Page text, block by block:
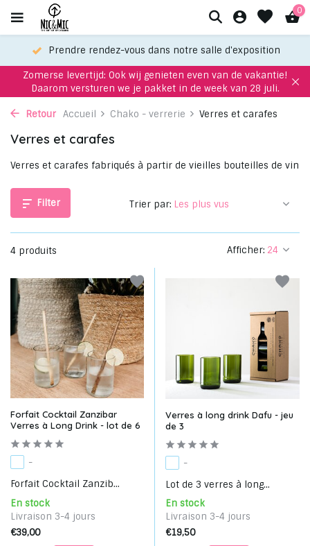
0
Prendre rendez-vous dans notre salle d'exposition
Zomerse levertijd: Ook wij genieten even van de vakantie!
Daarom versturen we je pakket in de week van 28 juli.
Retour Accueil Chako - verrerie Verres et carafes
Verres et carafes
Verres et carafes fabriqués à partir de vieilles bouteilles de vin
Filter
4 produits Afficher:
Trier par:
Forfait Cocktail Zanzibar
Verres à Long Drink - lot de 6
-
Forfait Cocktail Zanzib...
En stock
Livraison 3-4 jours
€39,00
Verres à long drink Dafu - jeu
de 3
-
Lot de 3 verres à long...
En stock
Livraison 3-4 jours
€19,50